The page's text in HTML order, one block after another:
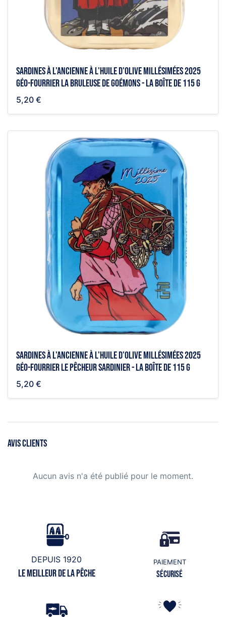
Sardines à l'ancienne à l'huile d'olive millésimées 2025
Géo-Fourrier la bruleuse de goémons - la boîte de 115 g
5,20 €
Sardines à l'ancienne à l'huile d'olive millésimées 2025
Géo-Fourrier le pêcheur sardinier - la boîte de 115 g
5,20 €
AVIS CLIENTS
Aucun avis n'a été publié pour le moment.
DEPUIS 1920
Le meilleur de la pêche
PAIEMENT
Sécurisé